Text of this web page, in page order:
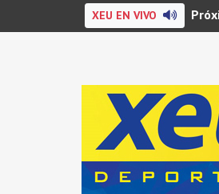
XEU EN VIVO